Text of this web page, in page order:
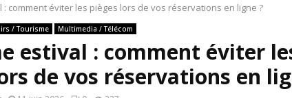
: comment éviter les pièges lors de vos réservations en ligne ?
/ Tourisme Multimedia / Télécom
estival : comment éviter
de vos réservations en